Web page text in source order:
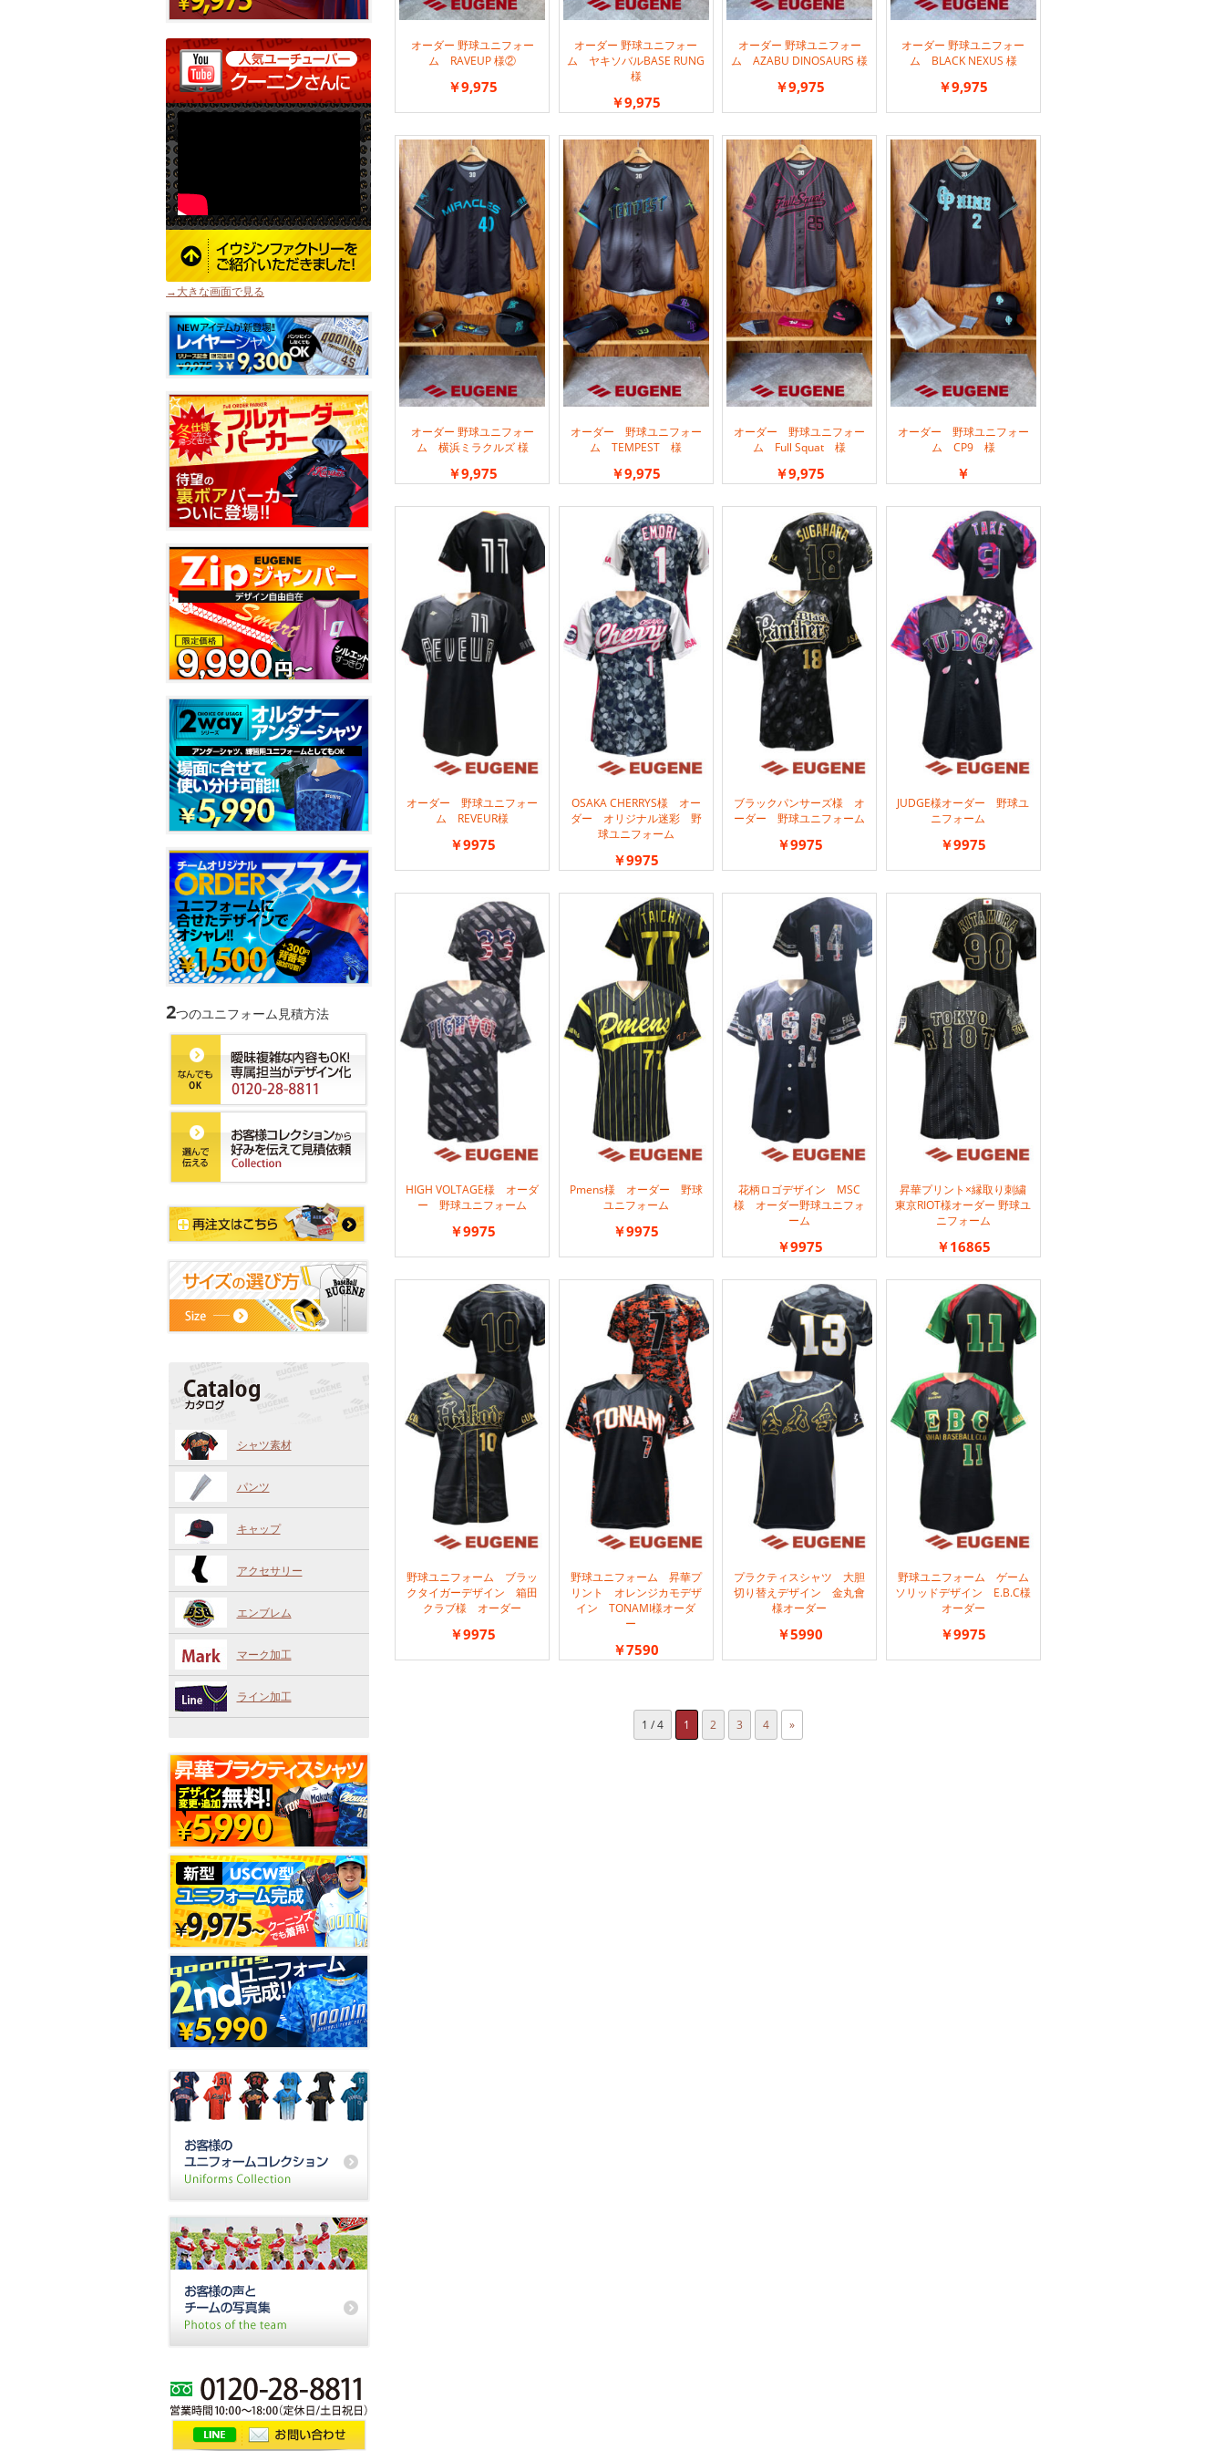
→大きな画面で見る
2つのユニフォーム見積方法
シャツ素材
パンツ
キャップ
アクセサリー
エンブレム
マーク加工
ライン加工
オーダー 野球ユニフォー
ム RAVEUP 様②
￥9,975
オーダー 野球ユニフォー
ム ヤキソバルBASE RUNG
様
￥9,975
オーダー 野球ユニフォー
ム AZABU DINOSAURS 様
￥9,975
オーダー 野球ユニフォー
ム BLACK NEXUS 様
￥9,975
オーダー 野球ユニフォー
ム 横浜ミラクルズ 様
￥9,975
オーダー 野球ユニフォー
ム TEMPEST 様
￥9,975
オーダー 野球ユニフォー
ム Full Squat 様
￥9,975
オーダー 野球ユニフォー
ム CP9 様
￥
オーダー 野球ユニフォー
ム REVEUR様
￥9975
OSAKA CHERRYS様 オー
ダー オリジナル迷彩 野
球ユニフォーム
￥9975
ブラックパンサーズ様 オ
ーダー 野球ユニフォーム
￥9975
JUDGE様オーダー 野球ユ
ニフォーム
￥9975
HIGH VOLTAGE様 オーダ
ー 野球ユニフォーム
￥9975
Pmens様 オーダー 野球
ユニフォーム
￥9975
花柄ロゴデザイン MSC
様 オーダー野球ユニフォ
ーム
￥9975
昇華プリント×縁取り刺繍
東京RIOT様オーダー 野球ユ
ニフォーム
￥16865
野球ユニフォーム ブラッ
クタイガーデザイン 箱田
クラブ様 オーダー
￥9975
野球ユニフォーム 昇華プ
リント オレンジカモデザ
イン TONAMI様オーダ
ー
￥7590
プラクティスシャツ 大胆
切り替えデザイン 金丸會
様オーダー
￥5990
野球ユニフォーム ゲーム
ソリッドデザイン E.B.C様
オーダー
￥9975
1 / 4 1 2 3 4 »